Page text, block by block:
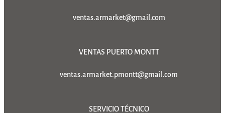
ventas.armarket@gmail.com
VENTAS PUERTO MONTT
ventas.armarket.pmontt@gmail.com
SERVICIO TÉCNICO